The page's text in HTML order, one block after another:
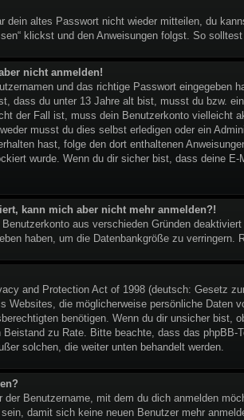
dein altes Passwort nicht wieder mitteilen, du
klickst und den Anweisungen folgst. So
nicht anmelden!
und das richtige Passwort
dass du unter 13 Jahre alt bist, musst du bzw.
der Fall ist, muss dein Benutzerkonto vielleicht
musst du dies selbst erledigen oder ein
hast, folge den dort enthaltenen
wurde. Wenn du dir sicher bist, dass deine
kann mich aber nicht mehr anmelden?!
aus verschieden Gründen
haben, um die Datenbankgröße zu
and Protection Act of 1998 (deutsch: Gesetz
die möglicherweise persönliche Daten
benötigen. Wenn du dir unsicher bist,
zu Rate. Bitte beachte, dass das phpBB-
solchen, die weiter unten behandelt werden.
Benutzername, mit dem du dich anmelden
damit sich keine neuen Benutzer mehr